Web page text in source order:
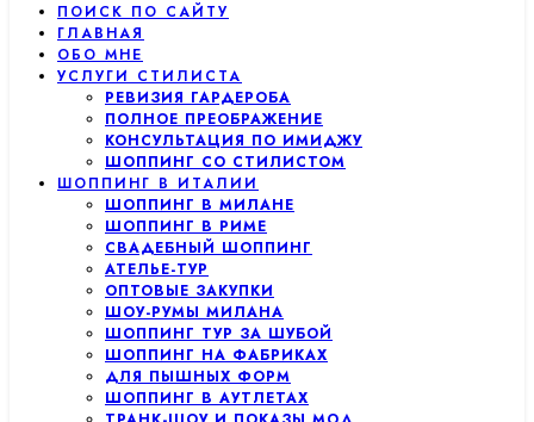
ПОИСК ПО САЙТУ
ГЛАВНАЯ
ОБО МНЕ
УСЛУГИ СТИЛИСТА
РЕВИЗИЯ ГАРДЕРОБА
ПОЛНОЕ ПРЕОБРАЖЕНИЕ
КОНСУЛЬТАЦИЯ ПО ИМИДЖУ
ШОППИНГ СО СТИЛИСТОМ
ШОППИНГ В ИТАЛИИ
ШОППИНГ В МИЛАНЕ
ШОППИНГ В РИМЕ
СВАДЕБНЫЙ ШОППИНГ
АТЕЛЬЕ-ТУР
ОПТОВЫЕ ЗАКУПКИ
ШОУ-РУМЫ МИЛАНА
ШОППИНГ ТУР ЗА ШУБОЙ
ШОППИНГ НА ФАБРИКАХ
ДЛЯ ПЫШНЫХ ФОРМ
ШОППИНГ В АУТЛЕТАХ